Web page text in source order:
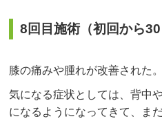
8回目施術（初回から30
膝の痛みや腫れが改善された。
気になる症状としては、背中
になるようになってきて、ま